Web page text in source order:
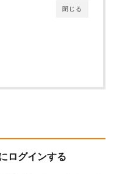
閉じる
ログインする